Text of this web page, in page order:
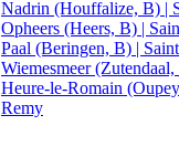
Nadrin (Houffalize, B) |
Opheers (Heers, B) |
Paal (Beringen, B) |
Wiemesmeer
Heure-le-Romain
Remy